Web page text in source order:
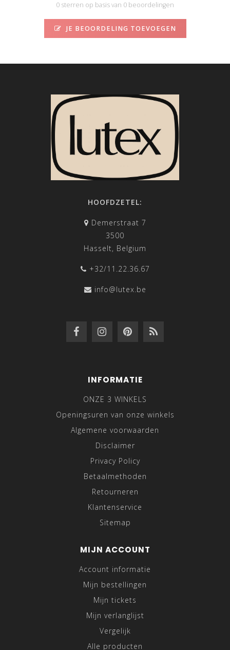
0 sterren op basis van 0 beoordelingen
JE BEOORDELING TOEVOEGEN
HOOFDZETEL:
Demerstraat 7
3500
Hasselt, Belgium
+32/11.22.36.67
info@lutex.be
INFORMATIE
ONZE 3 WINKELS
Openingsuren van onze winkels
Algemene voorwaarden
Disclaimer
Privacy Policy
Betaalmethoden
Retourneren
Klantenservice
Sitemap
MIJN ACCOUNT
Account informatie
Mijn bestellingen
Mijn tickets
Mijn verlanglijst
Vergelijk
Alle producten